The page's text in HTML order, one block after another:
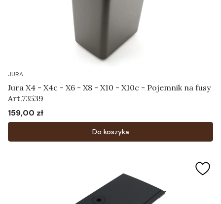
JURA
Jura X4 - X4c - X6 - X8 - X10 - X10c - Pojemnik na fusy
Art.73539
Cena
159,00 zł
Do koszyka